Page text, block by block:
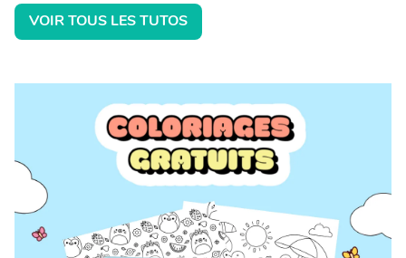
VOIR TOUS LES TUTOS